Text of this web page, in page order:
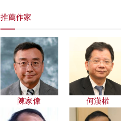
推薦作家
陳家偉 何漢權